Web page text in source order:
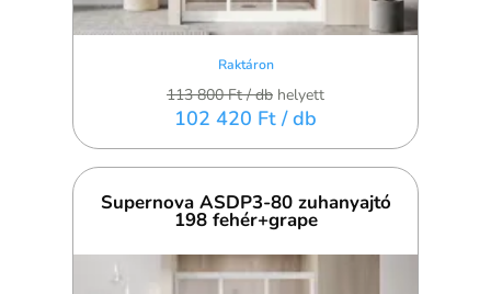
Raktáron
113 800 Ft/ db helyett
102 420 Ft / db
Supernova ASDP3-80 zuhanyajtó
198 fehér+grape